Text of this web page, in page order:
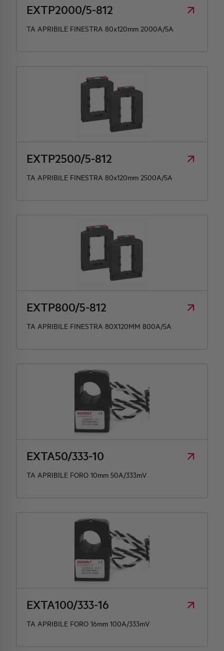
EXTP2000/5-812
TA APRIBILE FINESTRA 80x120mm 2000A/5A
EXTP2500/5-812
TA APRIBILE FINESTRA 80x120mm 2500A/5A
EXTP800/5-812
TA APRIBILE FINESTRA 80X120MM 800A/5A
EXTA50/333-10
TA APRIBILE FORO 10mm 50A/333mV
EXTA100/333-16
TA APRIBILE FORO 16mm 100A/333mV